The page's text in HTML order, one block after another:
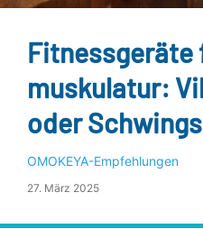
muskulatur:
oder
OMOKEYA-Empfehlungen
27. März 2025